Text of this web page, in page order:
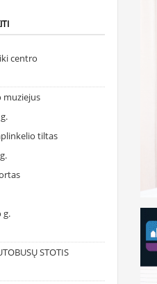
centro
tiltas
g.
STOTIS